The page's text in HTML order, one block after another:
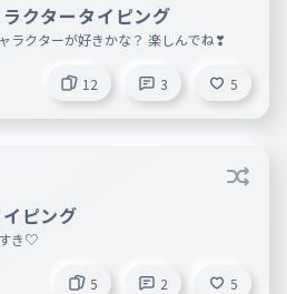
クタータイピング
ラクターが好きかな？ 楽しんでね❣
12 3 5
ピング
き♡
5 2 5